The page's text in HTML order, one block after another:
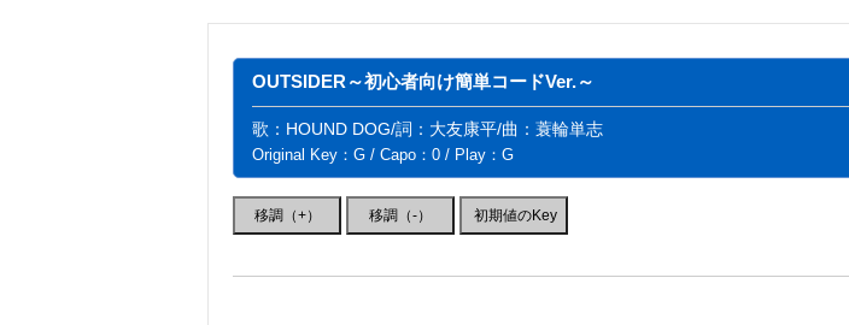
OUTSIDER～初心者向け簡単コードVer.～
歌：HOUND DOG/詞：大友康平/曲：蓑輪単志
Original Key：G / Capo：0 / Play：G